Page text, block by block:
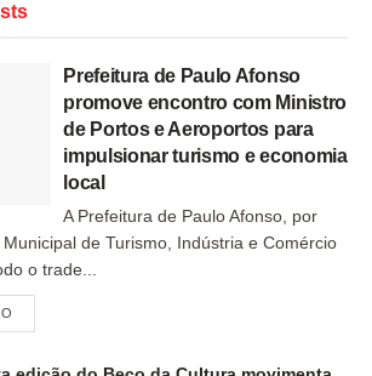
Prefeitura de Paulo Afonso
promove encontro com Ministro
de Portos e Aeroportos para
impulsionar turismo e economia
local
A Prefeitura de Paulo Afonso, por
de Turismo, Indústria e Comércio
o trade...